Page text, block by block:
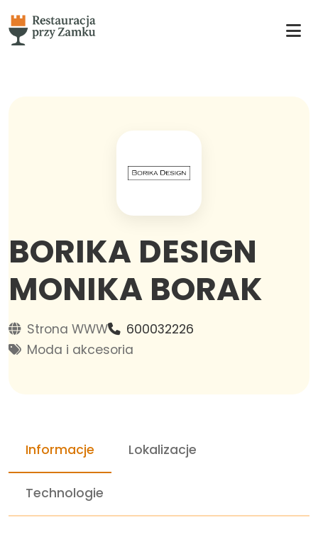
BORIKA DESIGN
MONIKA BORAK
Strona WWW
600032226
Moda i akcesoria
Informacje Lokalizacje
Technologie